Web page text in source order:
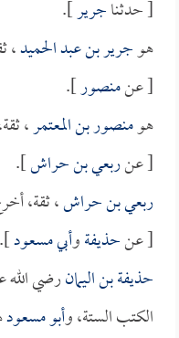
[ حدثناجرير].
هوجرير بن عبد الحميد،
[ عنمنصور].
هومنصور بن المعتمر،
[ عنربعي بن حراش].
ربعي بن حراش، ثقة،
[ عنحذيفةوأبي مسعود].
حذيفة بن اليمانرضي
الكتب الستة، وأبو مسعود